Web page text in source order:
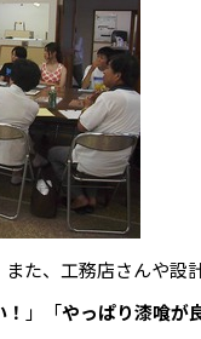
た、工務店さんや設
」「やっぱり漆喰が